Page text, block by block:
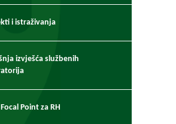
i istraživanja
izvješća službenih
Focal Point za RH